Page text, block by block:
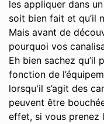
les appliquer dans
soit bien fait et qu’il
Mais avant de
pourquoi vos
Eh bien sachez qu’il
fonction de
lorsqu'il s’agit des
peuvent être
effet, si vous prenez